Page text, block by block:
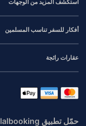
استكشف المزيد من الوجهات
أفكار للسفر تناسب المسلمين
عقارات رائجة
حمّل تطبيق Halalbooking